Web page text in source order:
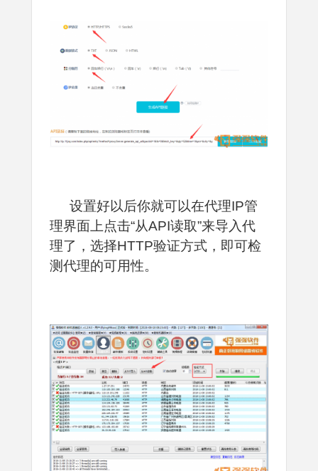
设置好以后你就可以在代理IP管
理界面上点击“从API读取”来导入代
理了，选择HTTP验证方式，即可检
测代理的可用性。